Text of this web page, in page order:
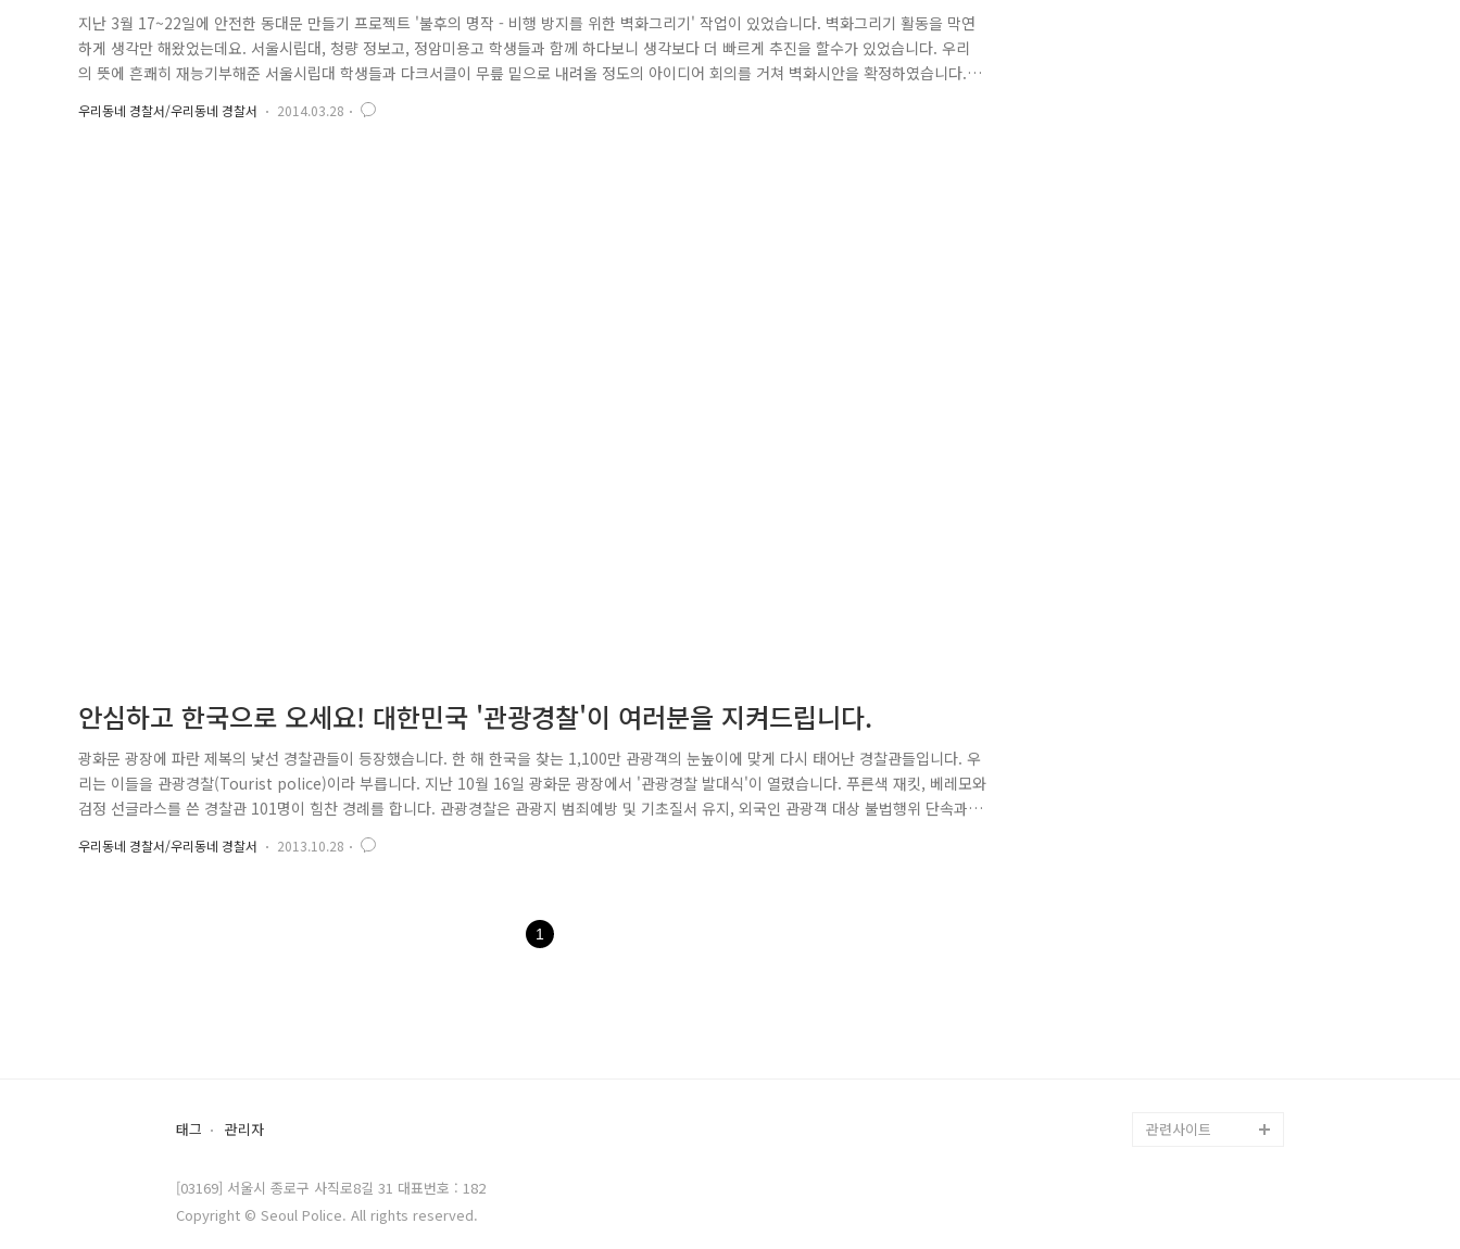
지난 3월 17~22일에 안전한 동대문 만들기 프로젝트 '불후의 명작 - 비행 방지를 위한 벽화그리기' 작업이 있었습니다. 벽화그리기 활동을 막연
하게 생각만 해왔었는데요. 서울시립대, 청량 정보고, 정암미용고 학생들과 함께 하다보니 생각보다 더 빠르게 추진을 할수가 있었습니다. 우리
의 뜻에 흔쾌히 재능기부해준 서울시립대 학생들과 다크서클이 무릎 밑으로 내려올 정도의 아이디어 회의를 거쳐 벽화시안을 확정하였습니다.
환경개선이 필요한 비행장소는 서울시립대 환경조각학과 교수, 학생들과 사전답사를 다녀온 후 충분히 논의를 한 끝에, 우리의 멋진 프로젝트가
꽃 필 곳! 사가정로 13가길(전농동) 선정!! 선정된 장소는 전일중, 전농중학교 학생들이 통학에 주로 이용하는 골목이었습니다. 낙후된 건물, 가
우리동네 경찰서/우리동네 경찰서 2014.03.28
안심하고 한국으로 오세요! 대한민국 '관광경찰'이 여러분을 지켜드립니다.
광화문 광장에 파란 제복의 낯선 경찰관들이 등장했습니다. 한 해 한국을 찾는 1,100만 관광객의 눈높이에 맞게 다시 태어난 경찰관들입니다. 우
리는 이들을 관광경찰(Tourist police)이라 부릅니다. 지난 10월 16일 광화문 광장에서 '관광경찰 발대식'이 열렸습니다. 푸른색 재킷, 베레모와
검정 선글라스를 쓴 경찰관 101명이 힘찬 경례를 합니다. 관광경찰은 관광지 범죄예방 및 기초질서 유지, 외국인 관광객 대상 불법행위 단속과
수사, 기타 외국인 관광객의 관광 불편사항을 처리하는 임무를 맡게 됩니다. 관광경찰은 현직경찰관 중에서 외국어 능력이 우수한 경찰관 52명과
의무경찰 49명으로 구성됐습니다. 이들 중 여자경찰관은 모두 15명입니다. 경찰청과 문화체육관광부는 지난 7월부터 관광경찰을 운영..
우리동네 경찰서/우리동네 경찰서 2013.10.28
1
태그 관리자
[03169] 서울시 종로구 사직로8길 31 대표번호 : 182
Copyright © Seoul Police. All rights reserved.
관련사이트